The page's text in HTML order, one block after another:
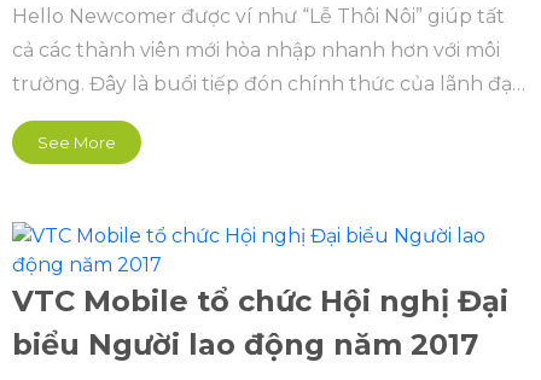
Hello Newcomer được ví như “Lễ Thôi Nôi” giúp tất
cả các thành viên mới hòa nhập nhanh hơn với môi
trường. Đây là buổi tiếp đón chính thức của lãnh đạo
công ty và ban văn hóa doanh nghiệp đối với các
nhân sự mới của công ty
See More
VTC Mobile tổ chức Hội nghị Đại
biểu Người lao động năm 2017